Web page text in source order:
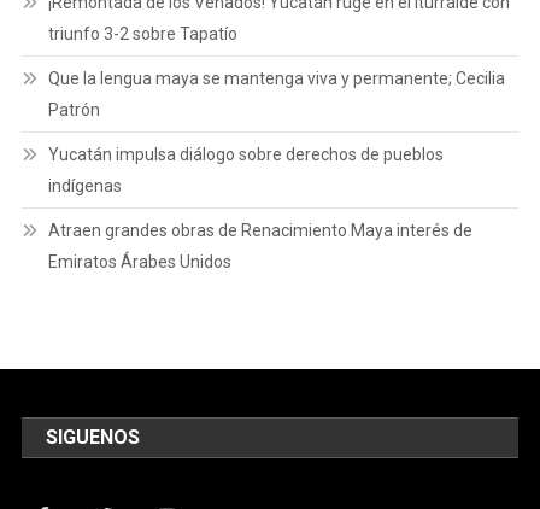
triunfo 3-2 sobre Tapatío
Que la lengua maya se mantenga viva y permanente; Cecilia
Patrón
Yucatán impulsa diálogo sobre derechos de pueblos
indígenas
Atraen grandes obras de Renacimiento Maya interés de
Emiratos Árabes Unidos
SIGUENOS